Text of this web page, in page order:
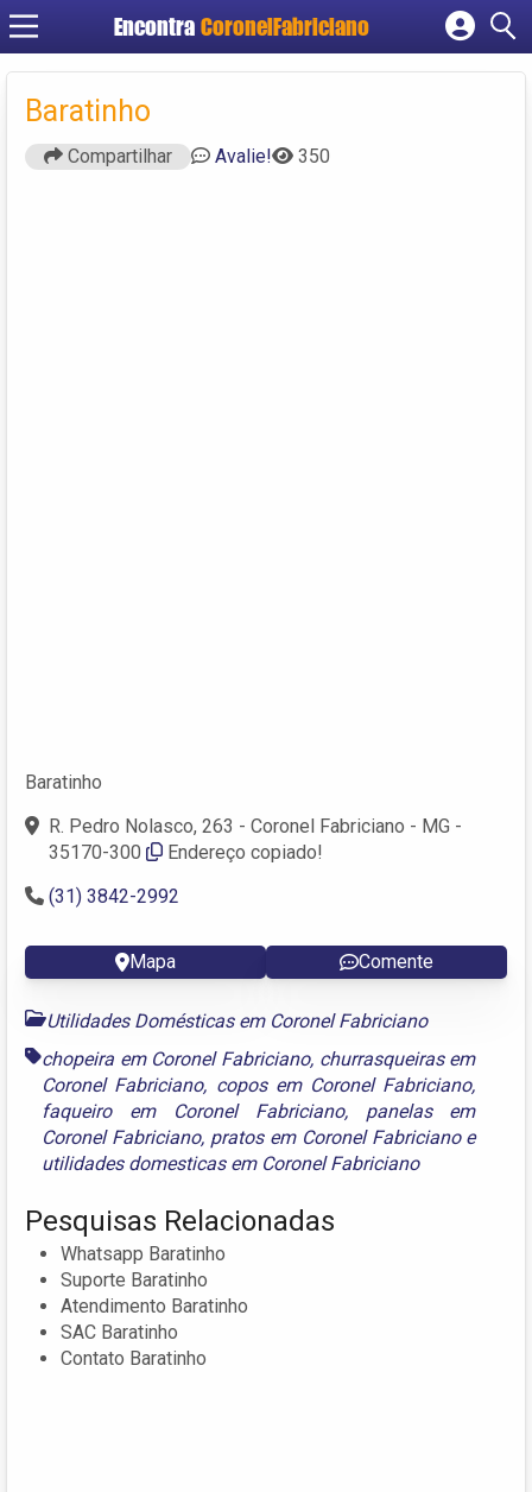
Encontra CoronelFabriciano
Cadastrar empresa
Baratinho
Compartilhar Avalie! 350
Baratinho
R. Pedro Nolasco, 263 - Coronel Fabriciano - MG -
35170-300
Endereço copiado!
(31) 3842-2992
Mapa Comente
Utilidades Domésticas em Coronel Fabriciano
chopeira em Coronel Fabriciano, churrasqueiras em
Coronel Fabriciano, copos em Coronel Fabriciano,
faqueiro em Coronel Fabriciano, panelas em
Coronel Fabriciano, pratos em Coronel Fabricianoe
utilidades domesticas em Coronel Fabriciano
Pesquisas Relacionadas
Whatsapp Baratinho
Suporte Baratinho
Atendimento Baratinho
SAC Baratinho
Contato Baratinho